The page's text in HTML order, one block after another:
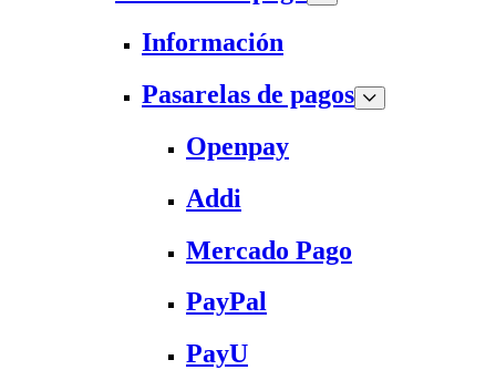
Información
Pasarelas de pagos
Openpay
Addi
Mercado Pago
PayPal
PayU